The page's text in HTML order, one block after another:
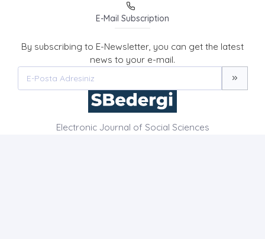
E-Mail Subscription
By subscribing to E-Newsletter, you can get the latest
news to your e-mail.
Electronic Journal of Social Sciences